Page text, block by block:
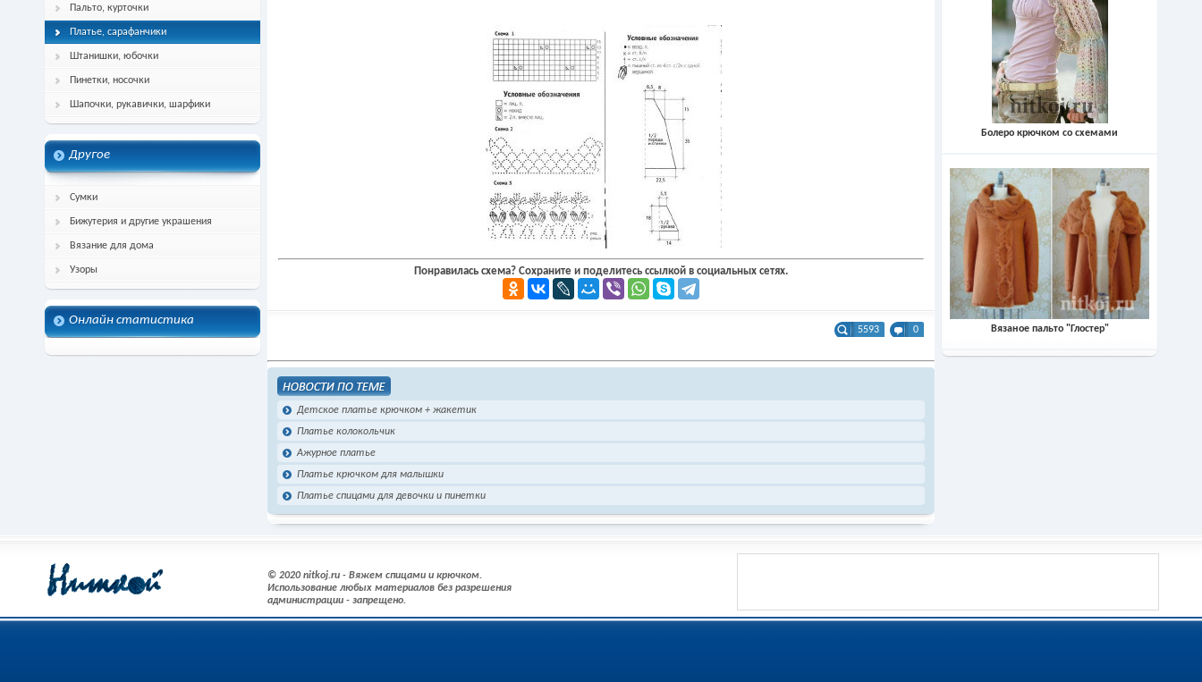
Пальто, курточки
Платье, сарафанчики
Штанишки, юбочки
Пинетки, носочки
Шапочки, рукавички, шарфики
Другое
Сумки
Бижутерия и другие украшения
Вязание для дома
Узоры
Онлайн статистика
Болеро крючком со схемами
Вязаное пальто "Глостер"
Понравилась схема? Сохраните и поделитесь ссылкой в социальных сетях.
5593 0
Детское платье крючком + жакетик
Платье колокольчик
Ажурное платье
Платье крючком для малышки
Платье спицами для девочки и пинетки
© 2020 nitkoj.ru - Вяжем спицами и крючком.
Использование любых материалов без разрешения
администрации - запрещено.